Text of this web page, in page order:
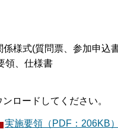
様式(質問票、参加申込
領、仕様書
ロードしてください。
実施要領（PDF：206KB）